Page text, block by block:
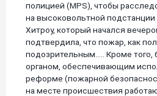
полицией (MPS), чтобы
на высоковольтной подстанции
Хитроу, который начался
подтвердила, что пожар, как
подозрительным..... Кроме того,
органом, обеспечивающим
реформе (пожарной
на месте происшествия